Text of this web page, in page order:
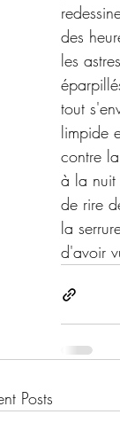
des
les
tout
limpide
contre
à la
de rire
la
d'avoir
Posts